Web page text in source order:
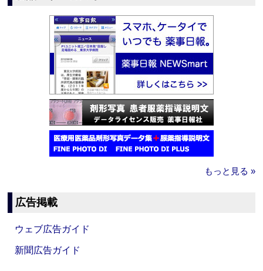
もっと見る »
広告掲載
ウェブ広告ガイド
新聞広告ガイド